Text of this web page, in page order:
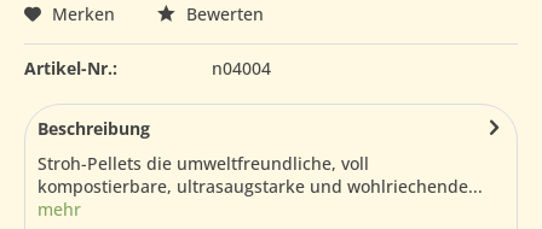
Merken Bewerten
Artikel-Nr.: n04004
Beschreibung
Stroh-Pellets die umweltfreundliche, voll
kompostierbare, ultrasaugstarke und wohlriechende...
mehr